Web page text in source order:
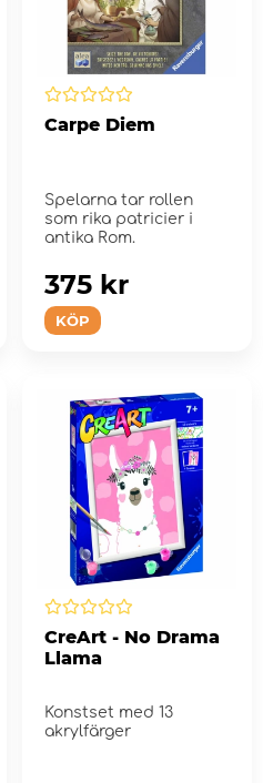
Carpe Diem
Spelarna tar rollen
som rika patricier i
antika Rom.
KÖP
375 kr
CreArt - No Drama
Llama
Konstset med 13
akrylfärger